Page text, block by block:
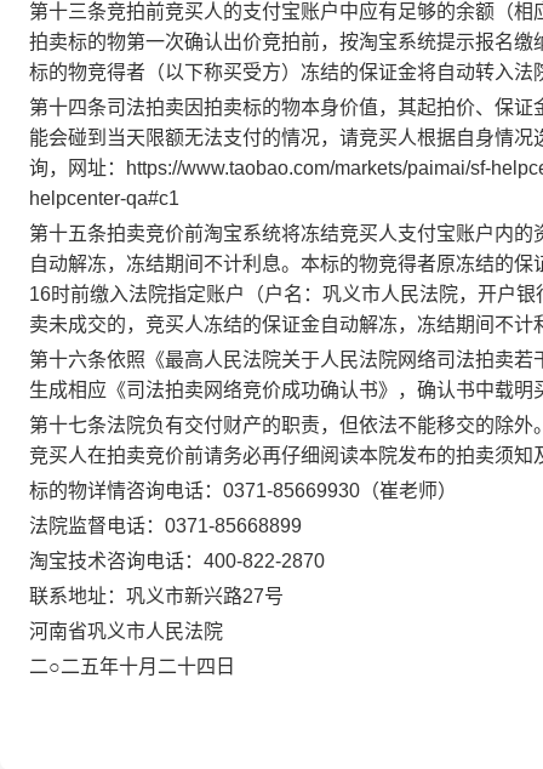
第十三条竞拍前竞买人的支付宝账户中应有足够的余额（
拍卖标的物第一次确认出价竞拍前，按淘宝系统提示报名
标的物竞得者（以下称买受方）冻结的保证金将自动转入
第十四条司法拍卖因拍卖标的物本身价值，其起拍价、保
能会碰到当天限额无法支付的情况，请竞买人根据自身情
询，网址：
https://www.taobao.com/markets/paimai/sf-
helpcenter-qa#c1
第十五条拍卖竞价前淘宝系统将冻结竞买人支付宝账户内
自动解冻，冻结期间不计利息。本标的物竞得者原冻结的
16时前缴入法院指定账户
（户名：巩义市人民法院，开户银
卖未成交的，竞买人冻结的保证金自动解冻， 冻结期间不计
第十六条依照 《最高人民法院关于人民法院网络司法拍卖
生成相应《司法拍卖网络竞价成功确认书》， 确认书中载明
第十七条法院负有交付财产的职责，但依法不能移交的除外
竞买人在拍卖竞价前请务必再仔细阅读本院发布的拍卖须知
标的物详情咨询电话： 0371-85669930 （崔老师）
法院监督电话： 0371-85668899
淘宝技术咨询电话： 400-822-2870
联系地址：巩义市新兴路27号
河南省巩义市人民法院
二○二五年十月 二十四 日